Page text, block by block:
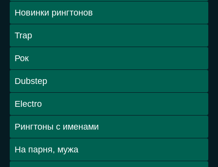
Новинки рингтонов
Trap
Рок
Dubstep
Electro
Рингтоны с именами
На парня, мужа